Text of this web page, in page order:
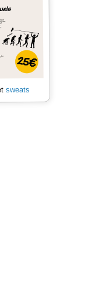
sweats